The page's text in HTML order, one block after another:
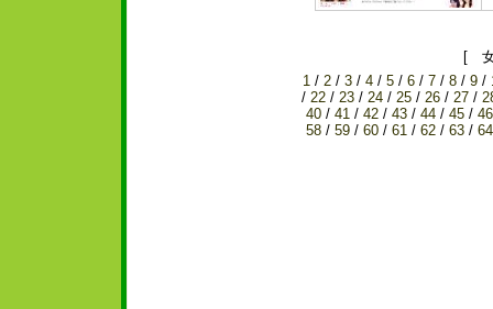
[
1/ 2/ 3/ 4/ 5/ 6/ 7/ 8/ 9/
/ 22/ 23/ 24/ 25/ 26/ 27/
40/ 41/ 42/ 43/ 44/ 45/ 46
58/ 59/ 60/ 61/ 62/ 63/ 64